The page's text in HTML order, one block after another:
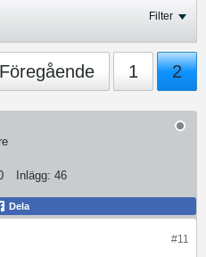
Filter
Föregående 1 2
Inlägg: 46
Dela
#11